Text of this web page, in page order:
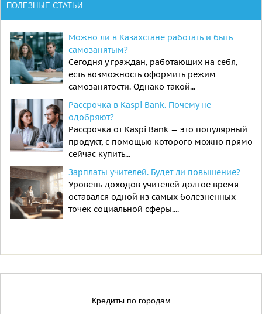
ПОЛЕЗНЫЕ СТАТЬИ
Можно ли в Казахстане работать и быть
самозанятым?
Сегодня у граждан, работающих на себя,
есть возможность оформить режим
самозанятости. Однако такой...
Рассрочка в Kaspi Bank. Почему не
одобряют?
Рассрочка от Kaspi Bank — это популярный
продукт, с помощью которого можно прямо
сейчас купить...
Зарплаты учителей. Будет ли повышение?
Уровень доходов учителей долгое время
оставался одной из самых болезненных
точек социальной сферы....
Кредиты по городам